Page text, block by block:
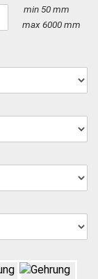
min 50 mm
max 6000 mm